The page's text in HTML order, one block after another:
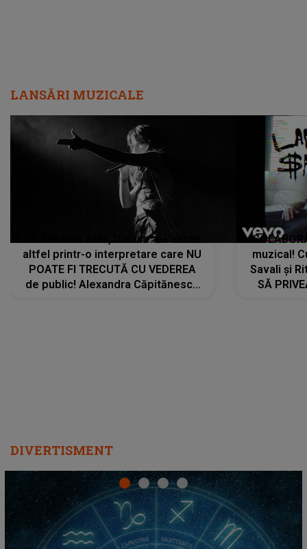
LANSĂRI MUZICALE
De această dată, "Dilaila" se simte
altfel printr-o interpretare care NU
POATE FI TRECUTĂ CU VEDEREA
de public! Alexandra Căpitănescu
muzical!
Savali și
SĂ
DIVERTISMENT